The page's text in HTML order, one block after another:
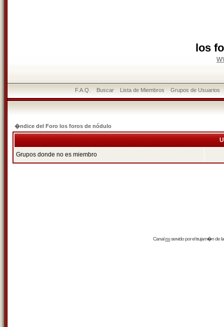
los
F.A.Q. Buscar Lista de Miembros Grupos de Usuarios
�ndice del Foro los foros de nódulo
Grupos donde no es miembro
Canalrssservido por eltrujam�nde